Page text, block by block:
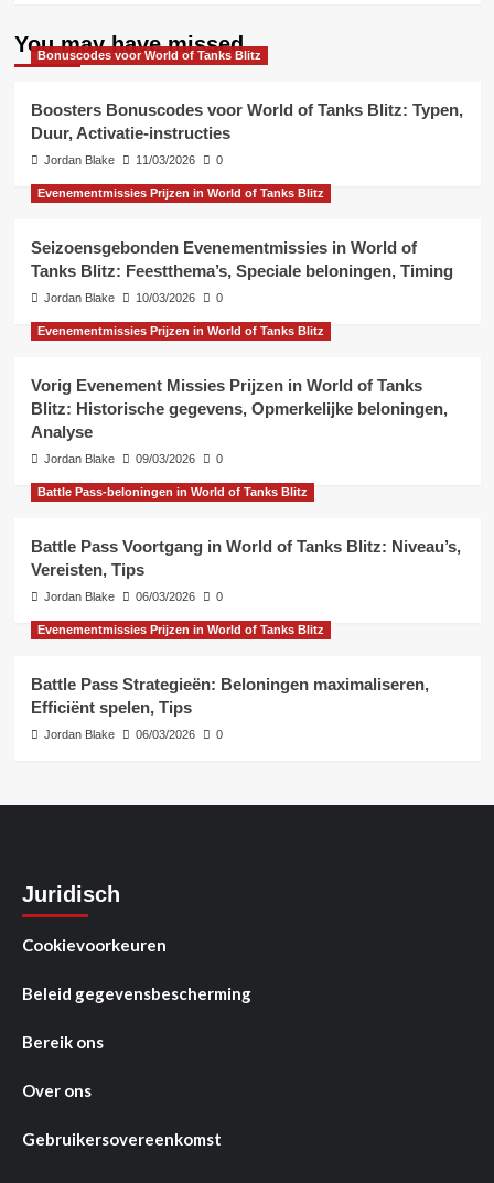
You may have missed
Bonuscodes voor World of Tanks Blitz
Boosters Bonuscodes voor World of Tanks Blitz: Typen,
Duur, Activatie-instructies
Jordan Blake 11/03/2026 0
Evenementmissies Prijzen in World of Tanks Blitz
Seizoensgebonden Evenementmissies in World of
Tanks Blitz: Feestthema’s, Speciale beloningen, Timing
Jordan Blake 10/03/2026 0
Evenementmissies Prijzen in World of Tanks Blitz
Vorig Evenement Missies Prijzen in World of Tanks
Blitz: Historische gegevens, Opmerkelijke beloningen,
Analyse
Jordan Blake 09/03/2026 0
Battle Pass-beloningen in World of Tanks Blitz
Battle Pass Voortgang in World of Tanks Blitz: Niveau’s,
Vereisten, Tips
Jordan Blake 06/03/2026 0
Evenementmissies Prijzen in World of Tanks Blitz
Battle Pass Strategieën: Beloningen maximaliseren,
Efficiënt spelen, Tips
Jordan Blake 06/03/2026 0
Juridisch
Cookievoorkeuren
Beleid gegevensbescherming
Bereik ons
Over ons
Gebruikersovereenkomst